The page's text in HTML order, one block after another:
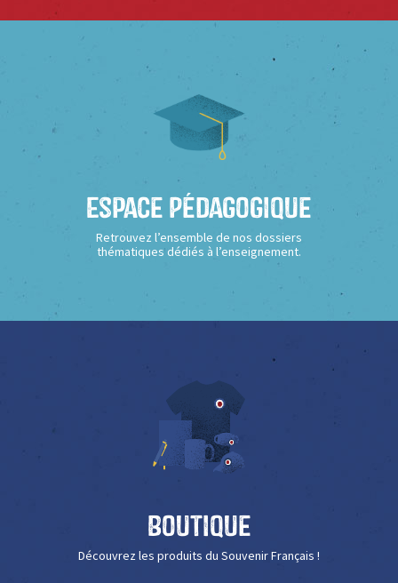
Espace Pédagogique
Retrouvez l’ensemble de nos dossiers
thématiques dédiés à l’enseignement.
Boutique
Découvrez les produits du Souvenir Français !